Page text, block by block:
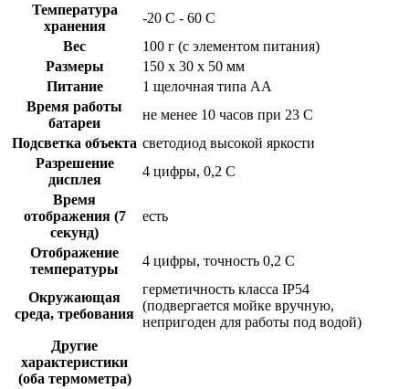
Температура
хранения
-20 C - 60 C
Вес
100 г (с элементом питания)
Размеры
150 x 30 x 50 мм
Питание
1 щелочная типа AA
Время работы
батареи
не менее 10 часов при 23 C
Подсветка объекта светодиод высокой яркости
Разрешение
дисплея
4 цифры, 0,2 C
Время
отображения (7
секунд)
есть
Отображение
температуры
4 цифры, точность 0,2 C
Окружающая
среда, требования
герметичность класса IP54
(подвергается мойке вручную,
непригоден для работы под водой)
Другие
характеристики
(оба термометра)